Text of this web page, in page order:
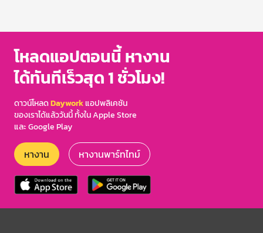
โหลดแอปตอนนี้ หางาน
ได้ทันทีเร็วสุด 1 ชั่วโมง!
ดาวน์โหลดDayworkแอปพลิเคชัน
ของเราได้แล้ววันนี้ ทั้งใน Apple Store
และ Google Play
หางาน หางานพาร์ทไทม์